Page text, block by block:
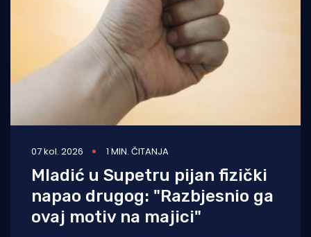
07 kol. 2026 1 MIN. ČITANJA
Mladić u Supetru pijan fizički
napao drugog: "Razbjesnio ga
ovaj motiv na majici"